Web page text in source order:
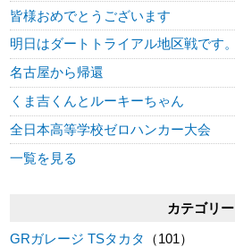
皆様おめでとうございます
明日はダートトライアル地区戦です。
名古屋から帰還
くま吉くんとルーキーちゃん
全日本高等学校ゼロハンカー大会
一覧を見る
カテゴリー
GRガレージ TSタカタ
（101）